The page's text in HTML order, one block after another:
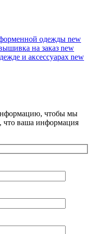
одежды new
на заказ new
и аксессуарах new
чтобы мы
что ваша информация